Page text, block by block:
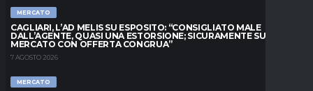
MERCATO
CAGLIARI, L’AD MELIS SU ESPOSITO: “CONSIGLIATO MALE
DALL’AGENTE, QUASI UNA ESTORSIONE; SICURAMENTE SUL
MERCATO CON OFFERTA CONGRUA”
7 AGOSTO 2026
MERCATO